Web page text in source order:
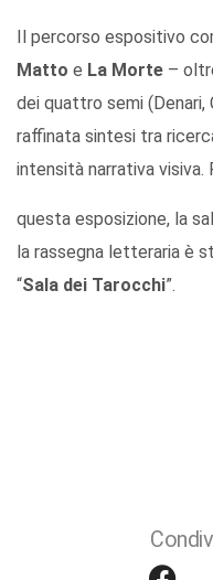
Il percorso espositivo
Matto e La Morte –
dei quattro semi (Denari,
raffinata sintesi tra
intensità narrativa visiva.
questa esposizione, la
la rassegna letteraria è
“Sala dei Tarocchi”.